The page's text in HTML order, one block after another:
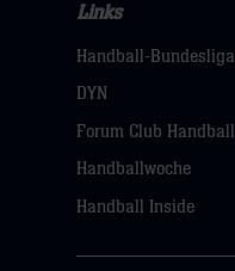
Navigation
öffnen,
dann
klicken
Links
Handball-Bundesliga
DYN
Forum Club Handball
Handballwoche
Handball Inside